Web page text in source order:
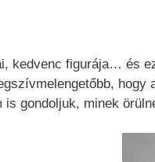
kedvenc figurája… és
hogy
is gondoljuk, minek